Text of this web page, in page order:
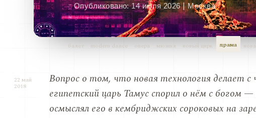
22 май
2018
Опубликовано:14 июля 2026|Москва
балет modern dance опера мюзикл новый цирк драма
Вопрос о том, что новая технология делает с
египетский царь Тамус спорил о нём с
осмыслял его в кембриджских сороковых на